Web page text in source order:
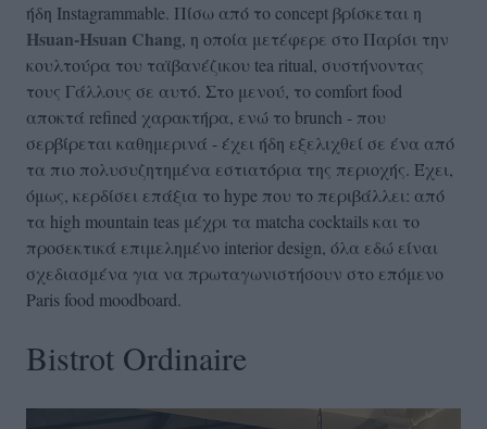
ήδη Instagrammable. Πίσω από το concept βρίσκεται η
Hsuan-Hsuan Chang, η οποία μετέφερε στο Παρίσι την
κουλτούρα του ταϊβανέζικου tea ritual, συστήνοντας
τους Γάλλους σε αυτό. Στο μενού, το comfort food
αποκτά refined χαρακτήρα, ενώ το brunch - που
σερβίρεται καθημερινά - έχει ήδη εξελιχθεί σε ένα από
τα πιο πολυσυζητημένα εστιατόρια της περιοχής. Έχει,
όμως, κερδίσει επάξια το hype που το περιβάλλει: από
τα high mountain teas μέχρι τα matcha cocktails και το
προσεκτικά επιμελημένο interior design, όλα εδώ είναι
σχεδιασμένα για να πρωταγωνιστήσουν στο επόμενο
Paris food moodboard.
Bistrot Ordinaire